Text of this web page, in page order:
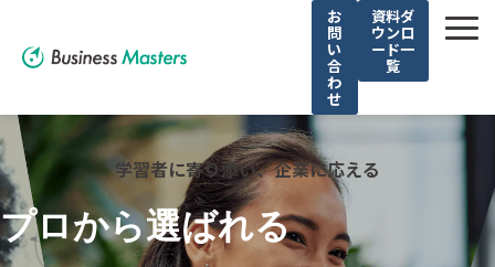
お
問
い
合
わ
せ
資料ダ
ウンロ
ード一
覧
解決できる課題
選ばれる理由
サービス
導入事例
学習者に寄り添い、企業に応える
プロから選ばれる